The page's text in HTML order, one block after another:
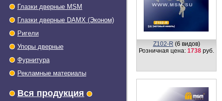
Глазки дверные МSМ
Глазки дверные DAMX (Эконом)
Ригели
Упоры дверные
Фурнитура
Рекламные материалы
Вся продукция
Z102-R (6 видов)
Розничная цена: 1738 руб.